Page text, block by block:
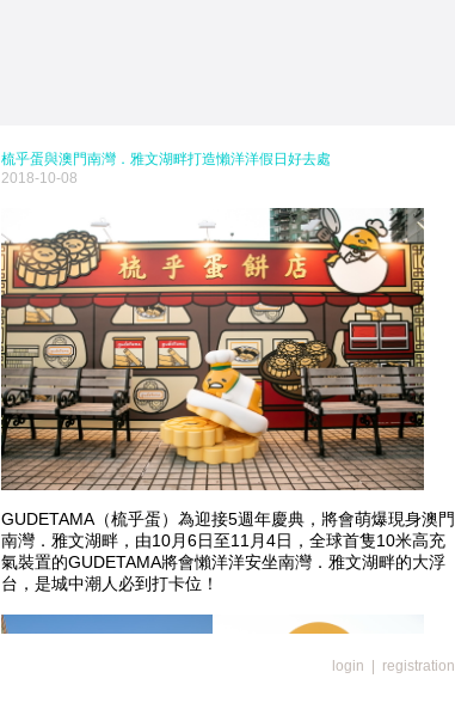
梳乎蛋與澳門南灣．雅文湖畔打造懶洋洋假日好去處
2018-10-08
GUDETAMA（梳乎蛋）為迎接5週年慶典，將會萌爆現身澳門
南灣．雅文湖畔，由10月6日至11月4日，全球首隻10米高充
氣裝置的GUDETAMA將會懶洋洋安坐南灣．雅文湖畔的大浮
台，是城中潮人必到打卡位！
login registration